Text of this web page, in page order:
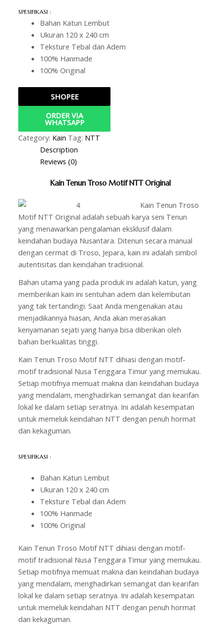
SPESIFIKASI :
Bahan Katun Lembut
Ukuran 120 x 240 cm
Teksture Tebal dan Adem
100% Hanmade
100% Original
SHOPEE
ORDER VIA
WHATSAPP
Category: Kain Tag: NTT
Description
Reviews (0)
Kain Tenun Troso Motif NTT Original
Kain Tenun Troso
Motif NTT Original adalah sebuah karya seni Tenun
yang menawarkan pengalaman eksklusif dalam
keindahan budaya Nusantara. Ditenun secara manual
dengan cermat di Troso, Jepara, kain ini adalah simbol
autentisitas dan keindahan tradisional.
Bahan utama yang pada produk ini adalah katun, yang
memberikan kain ini sentuhan adem dan kelembutan
yang tak tertandingi. Saat Anda mengenakan atau
menjadikannya hiasan, Anda akan merasakan
kenyamanan sejati yang hanya bisa diberikan oleh
bahan berkualitas tinggi.
Kain Tenun Troso Motif NTT dihiasi dengan motif-
motif tradisional Nusa Tenggara Timur yang memukau.
Setiap motifnya memuat makna dan keindahan budaya
yang mendalam, menghadirkan semangat dan kearifan
lokal ke dalam setiap seratnya. Ini adalah kesempatan
untuk memeluk keindahan NTT dengan penuh hormat
dan kekaguman.
SPESIFIKASI :
Bahan Katun Lembut
Ukuran 120 x 240 cm
Teksture Tebal dan Adem
100% Hanmade
100% Original
Kain Tenun Troso Motif NTT dihiasi dengan motif-
motif tradisional Nusa Tenggara Timur yang memukau.
Setiap motifnya memuat makna dan keindahan budaya
yang mendalam, menghadirkan semangat dan kearifan
lokal ke dalam setiap seratnya. Ini adalah kesempatan
untuk memeluk keindahan NTT dengan penuh hormat
dan kekaguman.